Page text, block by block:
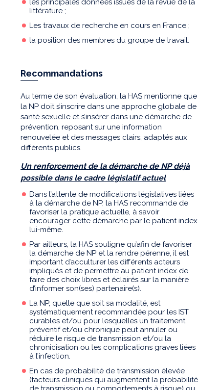
les principales données issues de la revue de la
littérature ;
Les travaux de recherche en cours en France ;
la position des membres du groupe de travail.
Recommandations
Au terme de son évaluation, la HAS mentionne que
la NP doit s’inscrire dans une approche globale de
santé sexuelle et s’insérer dans une démarche de
prévention, reposant sur une information
renouvelée et des messages clairs, adaptés aux
différents publics.
Un renforcement de la démarche de NP déjà
possible dans le cadre législatif actuel
Dans l’attente de modifications législatives liées
à la démarche de NP, la HAS recommande de
favoriser la pratique actuelle, à savoir
encourager cette démarche par le patient index
lui-même.
Par ailleurs, la HAS souligne qu’afin de favoriser
la démarche de NP et la rendre pérenne, il est
important d’acculturer les différents acteurs
impliqués et de permettre au patient index de
faire des choix libres et éclairés sur la manière
d’informer son(ses) partenaire(s).
La NP, quelle que soit sa modalité, est
systématiquement recommandée pour les IST
curables et/ou pour lesquelles un traitement
préventif et/ou chronique peut annuler ou
réduire le risque de transmission et/ou la
chronicisation ou les complications graves liées
à l’infection.
En cas de probabilité de transmission élevée
(facteurs cliniques qui augmentent la probabilité